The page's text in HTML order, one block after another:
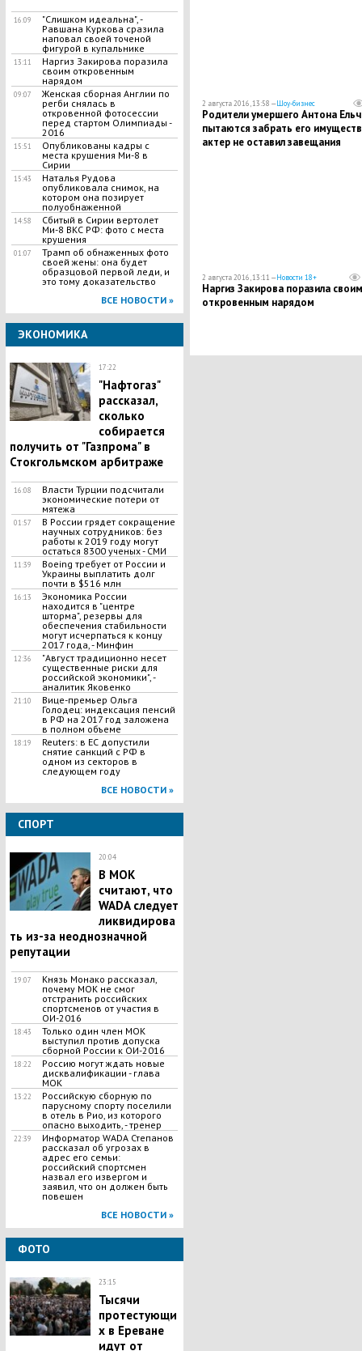
16:09
"Слишком идеальна", -
Равшана Куркова сразила
наповал своей точеной
фигурой в купальнике
13:11
Наргиз Закирова поразила
своим откровенным
нарядом
09:07
Женская сборная Англии по
регби снялась в
откровенной фотосессии
перед стартом Олимпиады -
2016
15:51
Опубликованы кадры с
места крушения Ми-8 в
Сирии
15:43
Наталья Рудова
опубликовала снимок, на
котором она позирует
полуобнаженной
14:58
Сбитый в Сирии вертолет
Ми-8 ВКС РФ: фото с места
крушения
01:07
Трамп об обнаженных фото
своей жены: она будет
образцовой первой леди, и
это тому доказательство
ВСЕ НОВОСТИ »
ЭКОНОМИКА
17:22
"Нафтогаз"
рассказал,
сколько
собирается
получить от "Газпрома" в
Стокгольмском арбитраже
16:08
Власти Турции подсчитали
экономические потери от
мятежа
01:57
В России грядет сокращение
научных сотрудников: без
работы к 2019 году могут
остаться 8300 ученых - СМИ
11:39
Boeing требует от России и
Украины выплатить долг
почти в $516 млн
16:13
Экономика России
находится в "центре
шторма", резервы для
обеспечения стабильности
могут исчерпаться к концу
2017 года, - Минфин
12:36
"Август традиционно несет
существенные риски для
российской экономики", -
аналитик Яковенко
21:10
Вице-премьер Ольга
Голодец: индексация пенсий
в РФ на 2017 год заложена
в полном объеме
18:19
Reuters: в ЕС допустили
снятие санкций с РФ в
одном из секторов в
следующем году
ВСЕ НОВОСТИ »
СПОРТ
20:04
В МОК
считают, что
WADA следует
ликвидирова
ть из-за неоднозначной
репутации
19:07
Князь Монако рассказал,
почему МОК не смог
отстранить российских
спортсменов от участия в
ОИ-2016
18:43
Только один член МОК
выступил против допуска
сборной России к ОИ-2016
18:22
Россию могут ждать новые
дисквалификации - глава
МОК
13:22
Российскую сборную по
парусному спорту поселили
в отель в Рио, из которого
опасно выходить, - тренер
22:39
Информатор WADA Степанов
рассказал об угрозах в
адрес его семьи:
российский спортсмен
назвал его извергом и
заявил, что он должен быть
повешен
ВСЕ НОВОСТИ »
ФОТО
23:15
Тысячи
протестующи
х в Ереване
идут от
2 августа 2016, 13:58 —Шоу-бизнес
Родители умершего Антона
пытаются забрать его
актер не оставил завещания
2 августа 2016, 13:11 —Новости 18+
Наргиз Закирова поразила своим
откровенным нарядом